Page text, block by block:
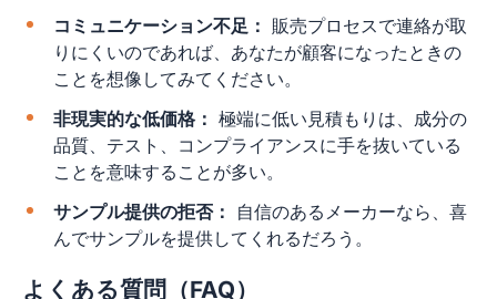
コミュニケーション不足： 販売プロセスで連絡が取
りにくいのであれば、あなたが顧客になったときの
ことを想像してみてください。
非現実的な低価格： 極端に低い見積もりは、成分の
品質、テスト、コンプライアンスに手を抜いている
ことを意味することが多い。
サンプル提供の拒否：
自信のあるメーカーなら、喜
んでサンプルを提供してくれるだろう。
よくある質問（FAQ）